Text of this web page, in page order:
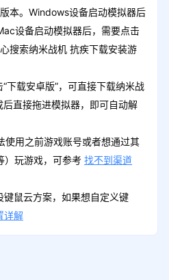
本。Windows设备启动模拟器后
设备启动模拟器后，需要点击
搜索纳米战机 抗疾下载安装游
载安卓版”，可直接下载纳米战
直接拖进模拟器，即可自动解
使用之前游戏账号或者想通过其
玩游戏，可参考 找不到渠道
鼠云方案，如果想自定义键
详解